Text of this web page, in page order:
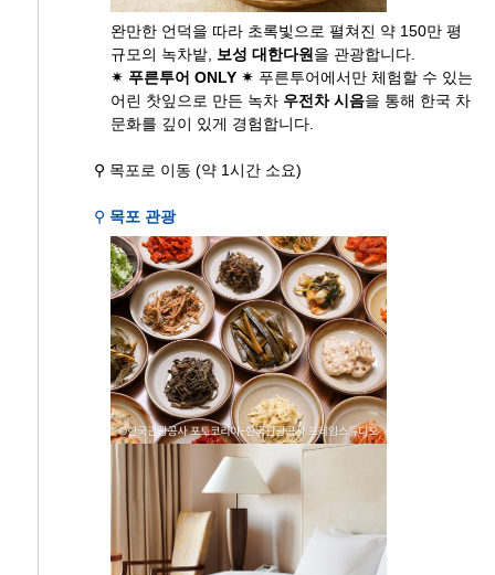
완만한 언덕을 따라 초록빛으로 펼쳐진 약 150만 평
규모의 녹차밭,
보성 대한다원 을 관광합니다.
✴ 푸른투어 ONLY ✴ 푸른투어에서만 체험할 수 있는
어린 찻잎으로 만든 녹차 우전차 시음을 통해 한국 차
문화를 깊이 있게 경험합니다.
⚲ 목포로 이동 (약 1시간 소요)
⚲ 목포 관광